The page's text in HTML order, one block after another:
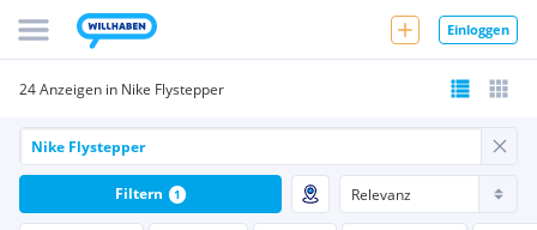
Einloggen
24 Anzeigen in Nike Flystepper
Filtern 1